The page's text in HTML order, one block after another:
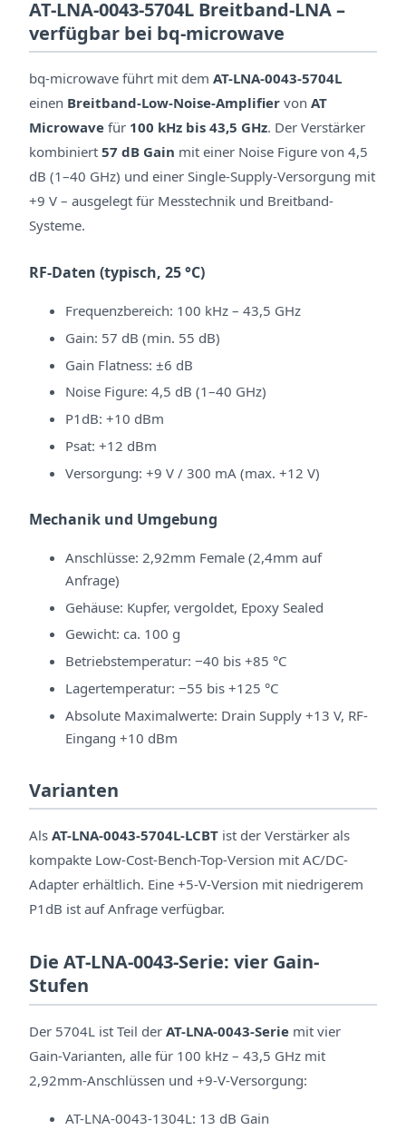
AT-LNA-0043-5704L Breitband-LNA –
verfügbar bei bq-microwave
bq-microwave führt mit dem AT-LNA-0043-5704L
einen Breitband-Low-Noise-Amplifier von AT
Microwave für 100 kHz bis 43,5 GHz. Der Verstärker
kombiniert 57 dB Gain mit einer Noise Figure von 4,5
dB (1–40 GHz) und einer Single-Supply-Versorgung mit
+9 V – ausgelegt für Messtechnik und Breitband-
Systeme.
RF-Daten (typisch, 25 °C)
Frequenzbereich: 100 kHz – 43,5 GHz
Gain: 57 dB (min. 55 dB)
Gain Flatness: ±6 dB
Noise Figure: 4,5 dB (1–40 GHz)
P1dB: +10 dBm
Psat: +12 dBm
Versorgung: +9 V / 300 mA (max. +12 V)
Mechanik und Umgebung
Anschlüsse: 2,92mm Female (2,4mm auf
Anfrage)
Gehäuse: Kupfer, vergoldet, Epoxy Sealed
Gewicht: ca. 100 g
Betriebstemperatur: −40 bis +85 °C
Lagertemperatur: −55 bis +125 °C
Absolute Maximalwerte: Drain Supply +13 V, RF-
Eingang +10 dBm
Varianten
Als AT-LNA-0043-5704L-LCBT ist der Verstärker als
kompakte Low-Cost-Bench-Top-Version mit AC/DC-
Adapter erhältlich. Eine +5-V-Version mit niedrigerem
P1dB ist auf Anfrage verfügbar.
Die AT-LNA-0043-Serie: vier Gain-
Stufen
Der 5704L ist Teil der AT-LNA-0043-Serie mit vier
Gain-Varianten, alle für 100 kHz – 43,5 GHz mit
2,92mm-Anschlüssen und +9-V-Versorgung:
AT-LNA-0043-1304L: 13 dB Gain